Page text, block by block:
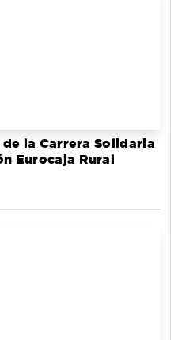
la Carrera Solidaria
Eurocaja Rural